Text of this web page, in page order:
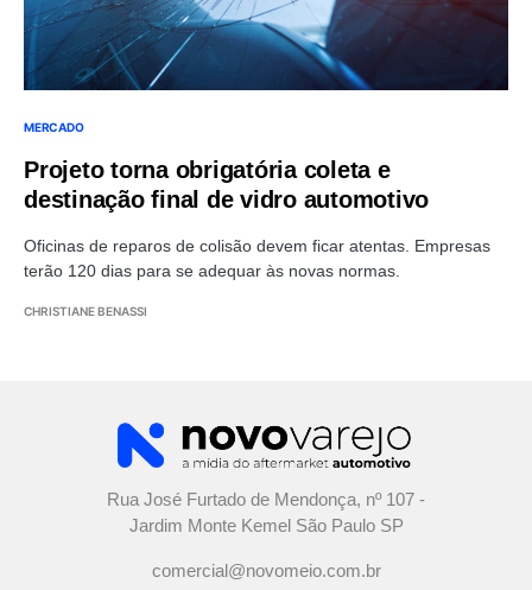
MERCADO
Projeto torna obrigatória coleta e
destinação final de vidro automotivo
Oficinas de reparos de colisão devem ficar atentas. Empresas
terão 120 dias para se adequar às novas normas.
CHRISTIANE BENASSI
Rua José Furtado de Mendonça, nº 107 -
Jardim Monte Kemel São Paulo SP
comercial@novomeio.com.br